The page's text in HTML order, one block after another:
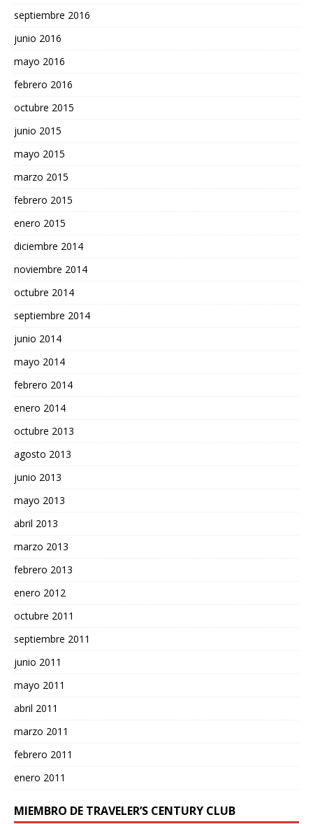
septiembre 2016
junio 2016
mayo 2016
febrero 2016
octubre 2015
junio 2015
mayo 2015
marzo 2015
febrero 2015
enero 2015
diciembre 2014
noviembre 2014
octubre 2014
septiembre 2014
junio 2014
mayo 2014
febrero 2014
enero 2014
octubre 2013
agosto 2013
junio 2013
mayo 2013
abril 2013
marzo 2013
febrero 2013
enero 2012
octubre 2011
septiembre 2011
junio 2011
mayo 2011
abril 2011
marzo 2011
febrero 2011
enero 2011
MIEMBRO DE TRAVELER’S CENTURY CLUB